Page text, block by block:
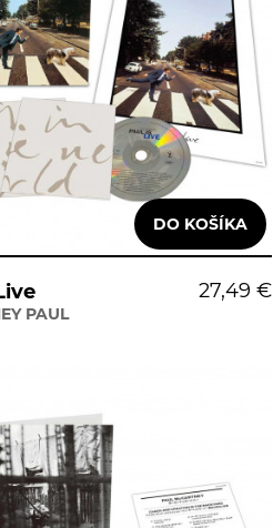
27,49 €
PAUL